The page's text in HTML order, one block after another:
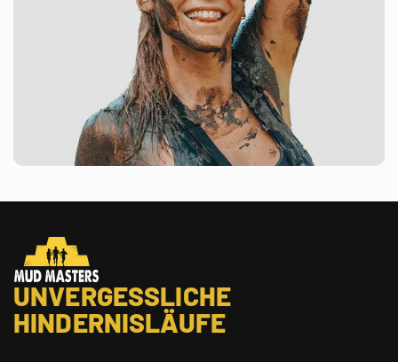
UNVERGESSLICHE
HINDERNISLÄUFE